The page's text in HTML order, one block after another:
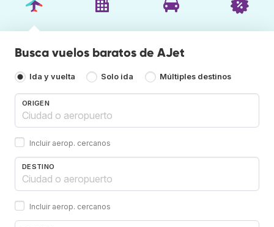
Busca vuelos baratos de AJet
Ida y vuelta Solo ida Múltiples destinos
ORIGEN
Incluir aerop. cercanos
DESTINO
Incluir aerop. cercanos